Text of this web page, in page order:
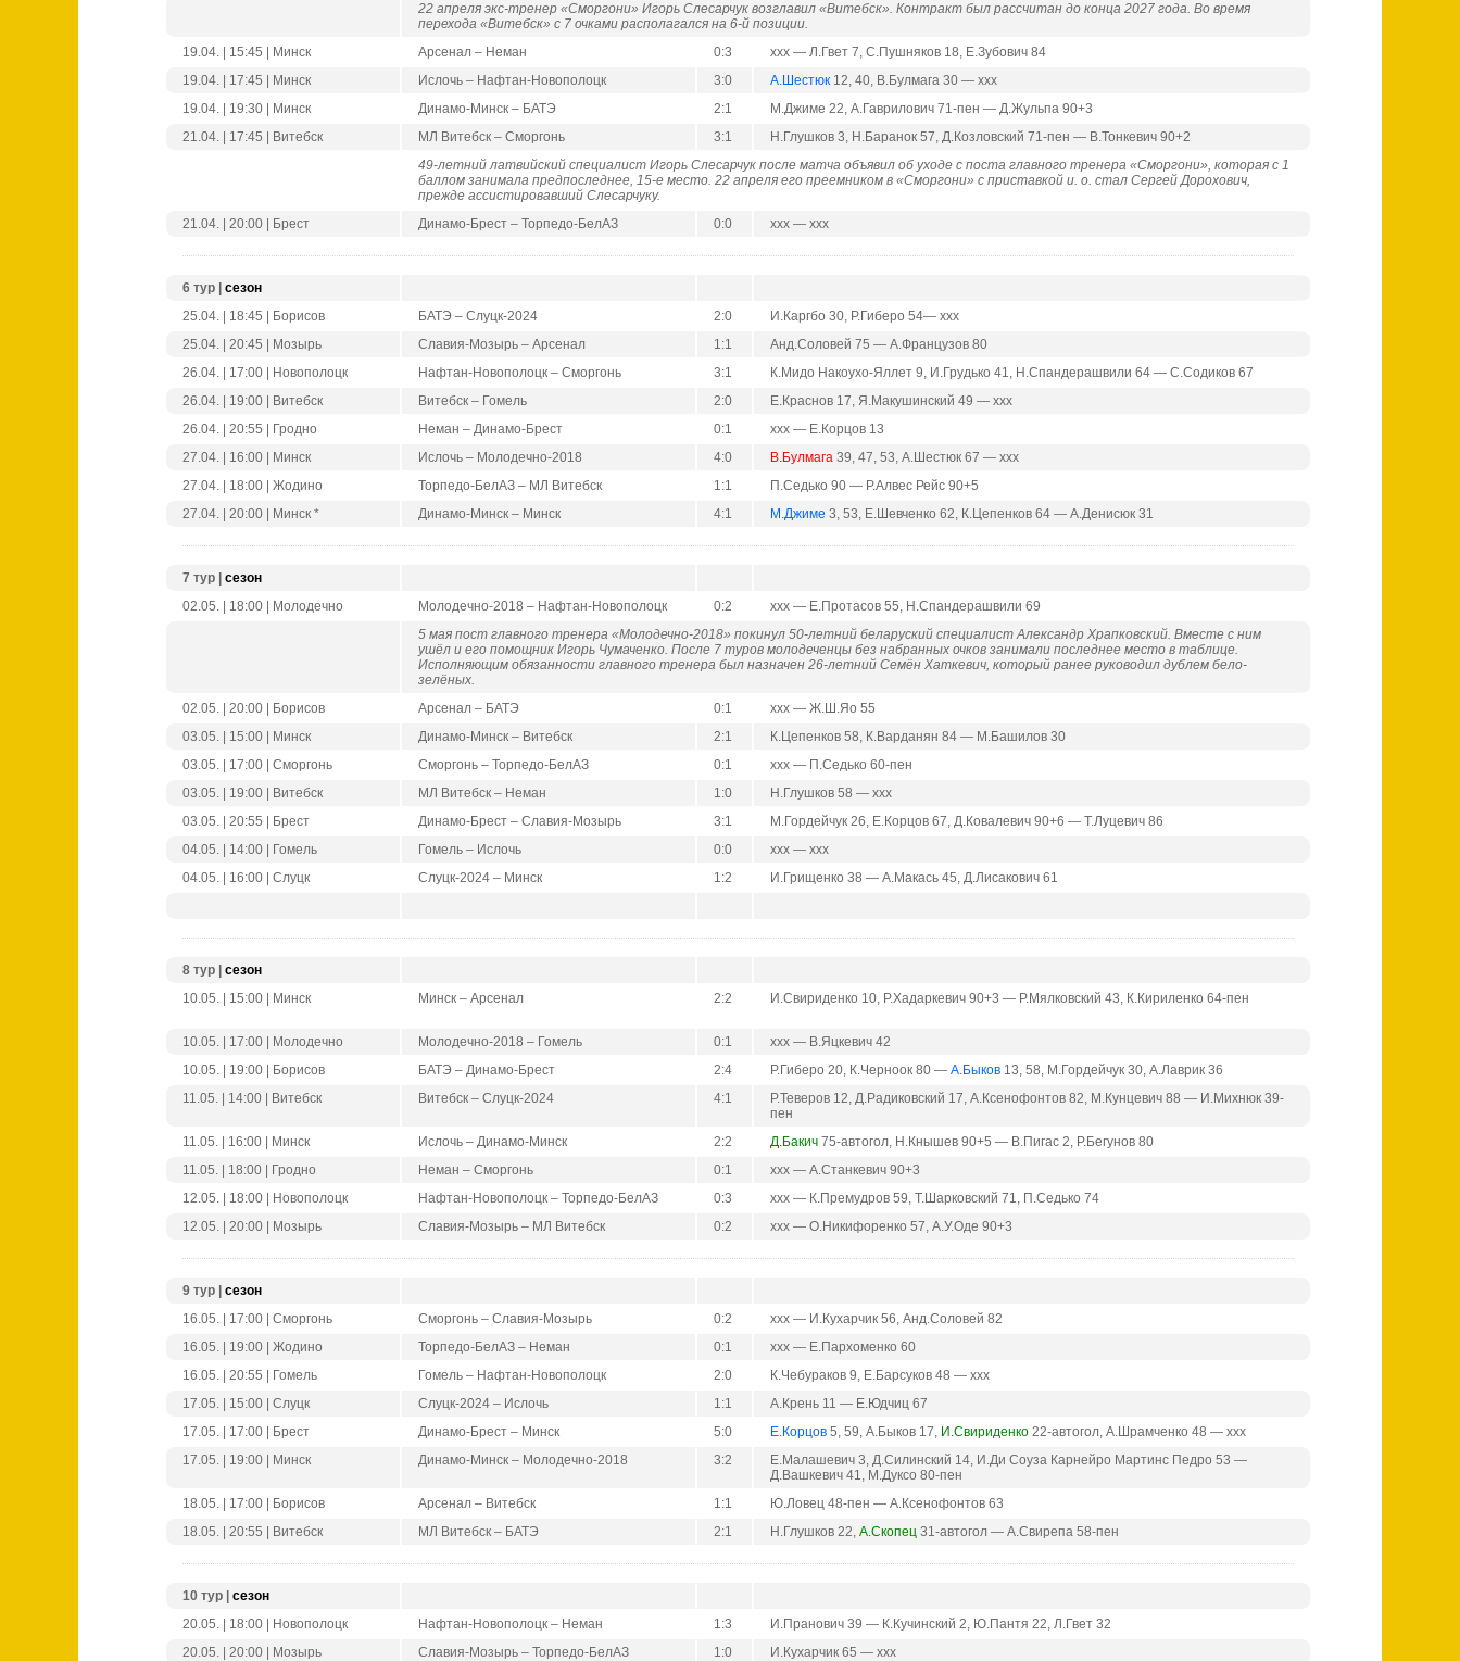
22 апреля экс-тренер «Сморгони» Игорь Слесарчук возглавил «Витебск». Контракт был рассчитан до конца 2027 года. Во время
перехода «Витебск» с 7 очками располагался на 6-й позиции.
19.04. | 15:45 | Минск
Арсенал – Неман 0:3
ххх — Л.Гвет 7, С.Пушняков 18, Е.Зубович 84
19.04. | 17:45 | Минск
Ислочь – Нафтан-Новополоцк 3:0 А.Шестюк 12, 40, В.Булмага 30 — ххх
19.04. | 19:30 | Минск
Динамо-Минск – БАТЭ 2:1
М.Джиме 22, А.Гаврилович 71-пен — Д.Жульпа 90+3
21.04. | 17:45 | Витебск
МЛ Витебск – Сморгонь 3:1
Н.Глушков 3, Н.Баранок 57, Д.Козловский 71-пен — В.Тонкевич 90+2
49-летний латвийский специалист Игорь Слесарчук после матча объявил об уходе с поста главного тренера «Сморгони», которая с 1
баллом занимала предпоследнее, 15-е место. 22 апреля его преемником в «Сморгони» с приставкой и. о. стал Сергей Дорохович,
прежде ассистировавший Слесарчуку.
21.04. | 20:00 | Брест
Динамо-Брест – Торпедо-БелАЗ 0:0 ххх — ххх
6 тур | сезон
25.04. | 18:45 | Борисов
БАТЭ – Слуцк-2024 2:0
И.Каргбо 30, Р.Гиберо 54— ххх
25.04. | 20:45 | Мозырь
Славия-Мозырь – Арсенал 1:1
Анд.Соловей 75 — А.Французов 80
26.04. | 17:00 | Новополоцк
Нафтан-Новополоцк – Сморгонь 3:1
К.Мидо Накоухо-Яллет 9, И.Грудько 41, Н.Спандерашвили 64 — С.Содиков 67
26.04. | 19:00 | Витебск
Витебск – Гомель 2:0
Е.Краснов 17, Я.Макушинский 49 — ххх
26.04. | 20:55 | Гродно
Неман – Динамо-Брест 0:1
ххх — Е.Корцов 13
27.04. | 16:00 | Минск
Ислочь – Молодечно-2018 4:0 В.Булмага 39, 47, 53, А.Шестюк 67 — ххх
27.04. | 18:00 | Жодино
Торпедо-БелАЗ – МЛ Витебск 1:1
П.Седько 90 — Р.Алвес Рейс 90+5
27.04. | 20:00 | Минск *
Динамо-Минск – Минск 4:1 М.Джиме 3, 53, Е.Шевченко 62, К.Цепенков 64 — А.Денисюк 31
7 тур | сезон
02.05. | 18:00 | Молодечно
Молодечно-2018 – Нафтан-Новополоцк 0:2
ххх — Е.Протасов 55, Н.Спандерашвили 69
5 мая пост главного тренера «Молодечно-2018» покинул 50-летний беларуский специалист Александр Храпковский. Вместе с ним
ушёл и его помощник Игорь Чумаченко. После 7 туров молодеченцы без набранных очков занимали последнее место в таблице.
Исполняющим обязанности главного тренера был назначен 26-летний Семён Хаткевич, который ранее руководил дублем бело-
зелёных.
02.05. | 20:00 | Борисов
Арсенал – БАТЭ 0:1
ххх — Ж.Ш.Яо 55
03.05. | 15:00 | Минск
Динамо-Минск – Витебск 2:1
К.Цепенков 58, К.Варданян 84 — М.Башилов 30
03.05. | 17:00 | Сморгонь
Сморгонь – Торпедо-БелАЗ 0:1
ххх — П.Седько 60-пен
03.05. | 19:00 | Витебск
МЛ Витебск – Неман 1:0
Н.Глушков 58 — ххх
03.05. | 20:55 | Брест
Динамо-Брест – Славия-Мозырь 3:1
М.Гордейчук 26, Е.Корцов 67, Д.Ковалевич 90+6 — Т.Луцевич 86
04.05. | 14:00 | Гомель
Гомель – Ислочь 0:0
ххх — ххх
04.05. | 16:00 | Слуцк
Слуцк-2024 – Минск 1:2 И.Грищенко 38 — А.Макась 45, Д.Лисакович 61
8 тур | сезон
10.05. | 15:00 | Минск
Минск – Арсенал 2:2 И.Свириденко 10, Р.Хадаркевич 90+3 — Р.Мялковский 43, К.Кириленко 64-пен
10.05. | 17:00 | Молодечно Молодечно-2018 – Гомель 0:1
ххх — В.Яцкевич 42
10.05. | 19:00 | Борисов
БАТЭ – Динамо-Брест 2:4 Р.Гиберо 20, К.Черноок 80 — А.Быков 13, 58, М.Гордейчук 30, А.Лаврик 36
11.05. | 14:00 | Витебск
Витебск – Слуцк-2024 4:1
Р.Теверов 12, Д.Радиковский 17, А.Ксенофонтов 82, М.Кунцевич 88 — И.Михнюк 39-
пен
11.05. | 16:00 | Минск
Ислочь – Динамо-Минск 2:2 Д.Бакич 75-автогол, Н.Кнышев 90+5 — В.Пигас 2, Р.Бегунов 80
11.05. | 18:00 | Гродно
Неман – Сморгонь 0:1
ххх — А.Станкевич 90+3
12.05. | 18:00 | Новополоцк
Нафтан-Новополоцк – Торпедо-БелАЗ 0:3
ххх — К.Премудров 59, Т.Шарковский 71, П.Седько 74
12.05. | 20:00 | Мозырь
Славия-Мозырь – МЛ Витебск 0:2 ххх — О.Никифоренко 57, А.У.Оде 90+3
9 тур | сезон
16.05. | 17:00 | Сморгонь
Сморгонь – Славия-Мозырь 0:2
ххх — И.Кухарчик 56, Анд.Соловей 82
16.05. | 19:00 | Жодино
Торпедо-БелАЗ – Неман 0:1
ххх — Е.Пархоменко 60
16.05. | 20:55 | Гомель
Гомель – Нафтан-Новополоцк 2:0
К.Чебураков 9, Е.Барсуков 48 — ххх
17.05. | 15:00 | Слуцк
Слуцк-2024 – Ислочь 1:1
А.Крень 11 — Е.Юдчиц 67
17.05. | 17:00 | Брест
Динамо-Брест – Минск 5:0 Е.Корцов 5, 59, А.Быков 17, И.Свириденко 22-автогол, А.Шрамченко 48 — ххх
17.05. | 19:00 | Минск
Динамо-Минск – Молодечно-2018 3:2
Е.Малашевич 3, Д.Силинский 14, И.Ди Соуза Карнейро Мартинс Педро 53 —
Д.Вашкевич 41, М.Дуксо 80-пен
18.05. | 17:00 | Борисов
Арсенал – Витебск 1:1
Ю.Ловец 48-пен — А.Ксенофонтов 63
18.05. | 20:55 | Витебск
МЛ Витебск – БАТЭ 2:1 Н.Глушков 22, А.Скопец 31-автогол — А.Свирепа 58-пен
10 тур | сезон
20.05. | 18:00 | Новополоцк
Нафтан-Новополоцк – Неман 1:3
И.Пранович 39 — К.Кучинский 2, Ю.Пантя 22, Л.Гвет 32
20.05. | 20:00 | Мозырь
Славия-Мозырь – Торпедо-БелАЗ 1:0 И.Кухарчик 65 — ххх